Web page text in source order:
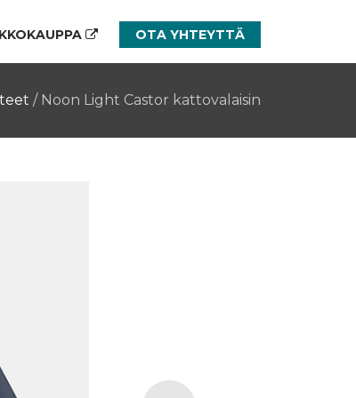
OTA YHTEYTTÄ
/ Noon Light Castor kattovalaisin